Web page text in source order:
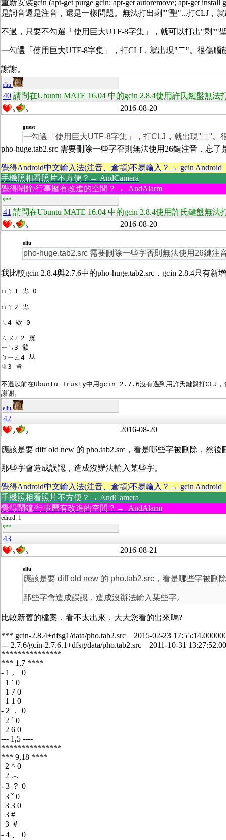
重新安裝gcin (apt-get purge gcin; apt-get autoremove; apt-get
是詞音還是注音，還是一樣問題。無法打出剩""聖"...打CLJ，
不過，只要不勾選「使用巨大UTF-8字集」，就可以打出"剩""
一勾選「使用巨大UTF-8字集」，打CLJ，就出現"二"。很傷腦
謝謝。
eliu
40 請問在Ubuntu MATE 16.04 中的gcin 2.8.4使用許氏鍵盤無法
0 0 2016-08-20
guest
一勾選「使用巨大UTF-8字集」，打CLJ，就出現"二"。
pho-huge.tab2.src 需要刪除一些字否則無法使用26鍵注音，忘了
覺得Android中文輸入法(注音、倉頡)不易輸入？→ gcin Android
手機照相看照片不方便？→ AndCamera
覺得鬧鐘/行事曆有改進的空間？→ AndAlarm
guest
41 請問在Ubuntu MATE 16.04 中的gcin 2.8.4使用許氏鍵盤無法
0 0 2016-08-20
eliu
pho-huge.tab2.src 需要刪除一些字否則無法使用26鍵注
我比較gcin 2.8.4與2.7.6中的pho-huge.tab2.src，gcin 2.8.4只有新
ㄇㄚ1 尛 0
ㄇㄚ2 尛
ㄟ4 欸 0
ㄙㄨㄥ2 㞞
ㄧㄣ3 㱃
ㄅㄧㄥ4 𠀤
ㄓ3 㫖
不過以前在Ubuntu Trusty中用gcin 2.7.6沒有遇到用許氏鍵盤打CLJ，
謝謝。
eliu
42
0 0 2016-08-20
應該是要 diff old new 的 pho.tab2.src，看是哪些字被刪除，然後
那些字會造成誤認，造成沒辦法輸入某些字。
覺得Android中文輸入法(注音、倉頡)不易輸入？→ gcin Android
手機照相看照片不方便？→ AndCamera
覺得鬧鐘/行事曆有改進的空間？→ AndAlarm
edited: 1
guest
43
0 0 2016-08-21
eliu
應該是要 diff old new 的 pho.tab2.src，看是哪些字被刪
那些字會造成誤認，造成沒辦法輸入某些字。
比較新舊的檔案，看不太出來，大大您看的出來嗎?
*** gcin-2.8.4+dfsg1/data/pho.tab2.src 2015-02-23
--- 2.7.6/gcin-2.7.6.1+dfsg/data/pho.tab2.src 2011-10-31
***************
*** 1,7 ****
- 1 。 0
1 ˙ 0
1 7 0
1 1 0
- 2 ， 0
2 ˊ 0
2 6 0
--- 1,5 ----
***************
*** 9,18 ****
2 ^ 0
2 ︿
- 3 ？ 0
3 ˇ 0
3 3 0
3 #
3 ＃
- 4 、 0